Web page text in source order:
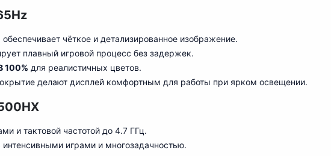
обеспечивает чёткое и детализированное изображение.
плавный игровой процесс без задержек.
100% для реалистичных цветов.
делают дисплей комфортным для работы при ярком освещении.
и тактовой частотой до 4.7 ГГц.
и играми и многозадачностью.